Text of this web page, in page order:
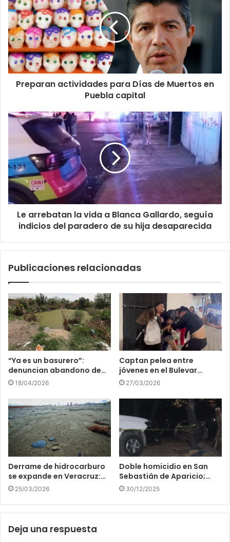
Preparan actividades para Días de Muertos en
Puebla capital
Le arrebatan la vida a Blanca Gallardo, seguía
indicios del paradero de su hija desaparecida
Publicaciones relacionadas
“Ya es un basurero”:
denuncian abandono de…
18/04/2026
Captan pelea entre
jóvenes en el Bulevar…
27/03/2026
Derrame de hidrocarburo
se expande en Veracruz:…
25/03/2026
Doble homicidio en San
Sebastián de Aparicio;…
30/12/2025
Deja una respuesta